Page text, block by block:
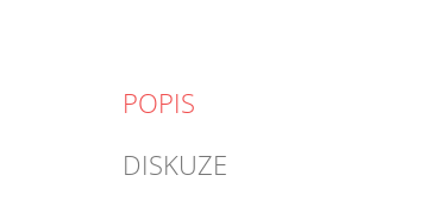
POPIS
DISKUZE